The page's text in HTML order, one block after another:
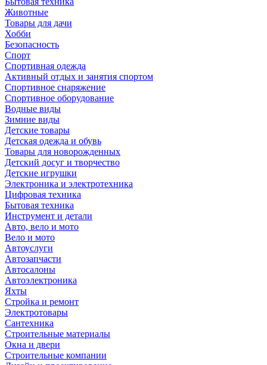
Животные
Товары для дачи
Хобби
Безопасность
Спорт
Спортивная одежда
Активный отдых и занятия спортом
Спортивное снаряжение
Спортивное оборудование
Водные виды
Зимние виды
Детские товары
Детская одежда и обувь
Товары для новорожденных
Детский досуг и творчество
Детские игрушки
Электроника и электротехника
Цифровая техника
Бытовая техника
Инструмент и детали
Авто, вело и мото
Вело и мото
Автоуслуги
Автозапчасти
Автосалоны
Автоэлектроника
Яхты
Стройка и ремонт
Электротовары
Сантехника
Строительные материалы
Окна и двери
Строительные компании